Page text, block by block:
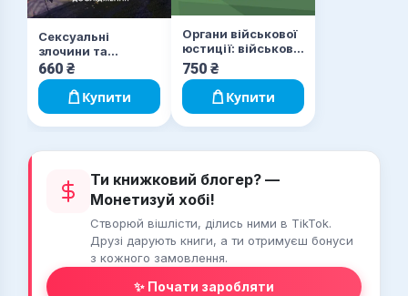
Сексуальні
злочини та
симбіотичні
стосунки: наукове
психоаналітичне
дослідження
660 ₴
Купити
Органи військової
юстиції: військова
служба
правопорядку,
військова
прокуратура,
нормативне-
забезпечення,
особливості
функціонування
під час воєнного
стану
750 ₴
Купити
Ти книжковий блогер? —
Монетизуй хобі!
Створюй вішлісти, ділись ними в TikTok.
Друзі дарують книги, а ти отримуєш бонуси
з кожного замовлення.
✨ Почати заробляти